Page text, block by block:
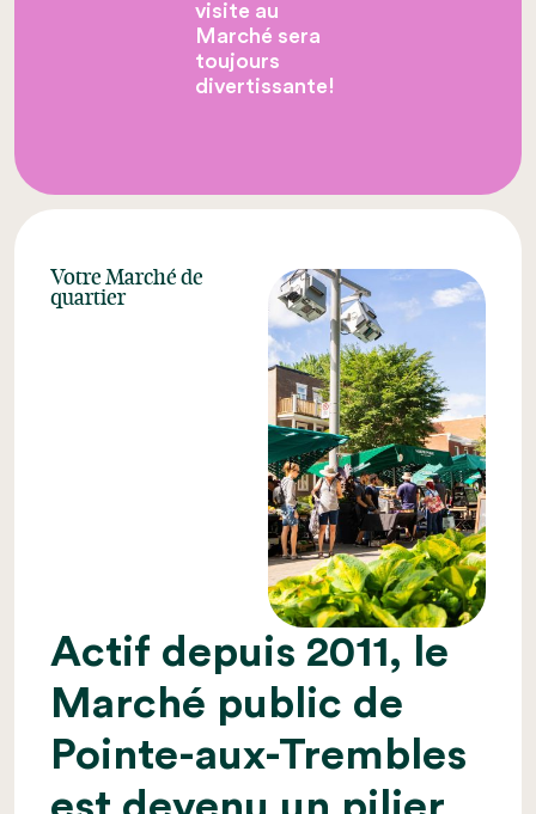
visite au
Marché sera
toujours
divertissante!
Votre Marché de
quartier
Actif depuis 2011, le
Marché public de
Pointe-aux-Trembles